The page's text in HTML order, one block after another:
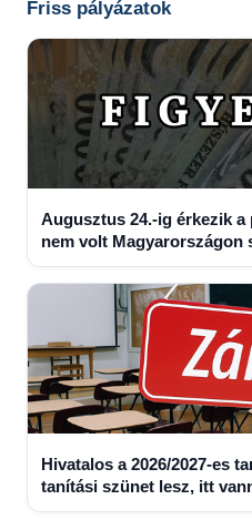
Friss pályázatok
Augusztus 24.-ig érkezik
nem volt Magyarországon
Hivatalos a 2026/2027-es
tanítási szünet lesz, itt